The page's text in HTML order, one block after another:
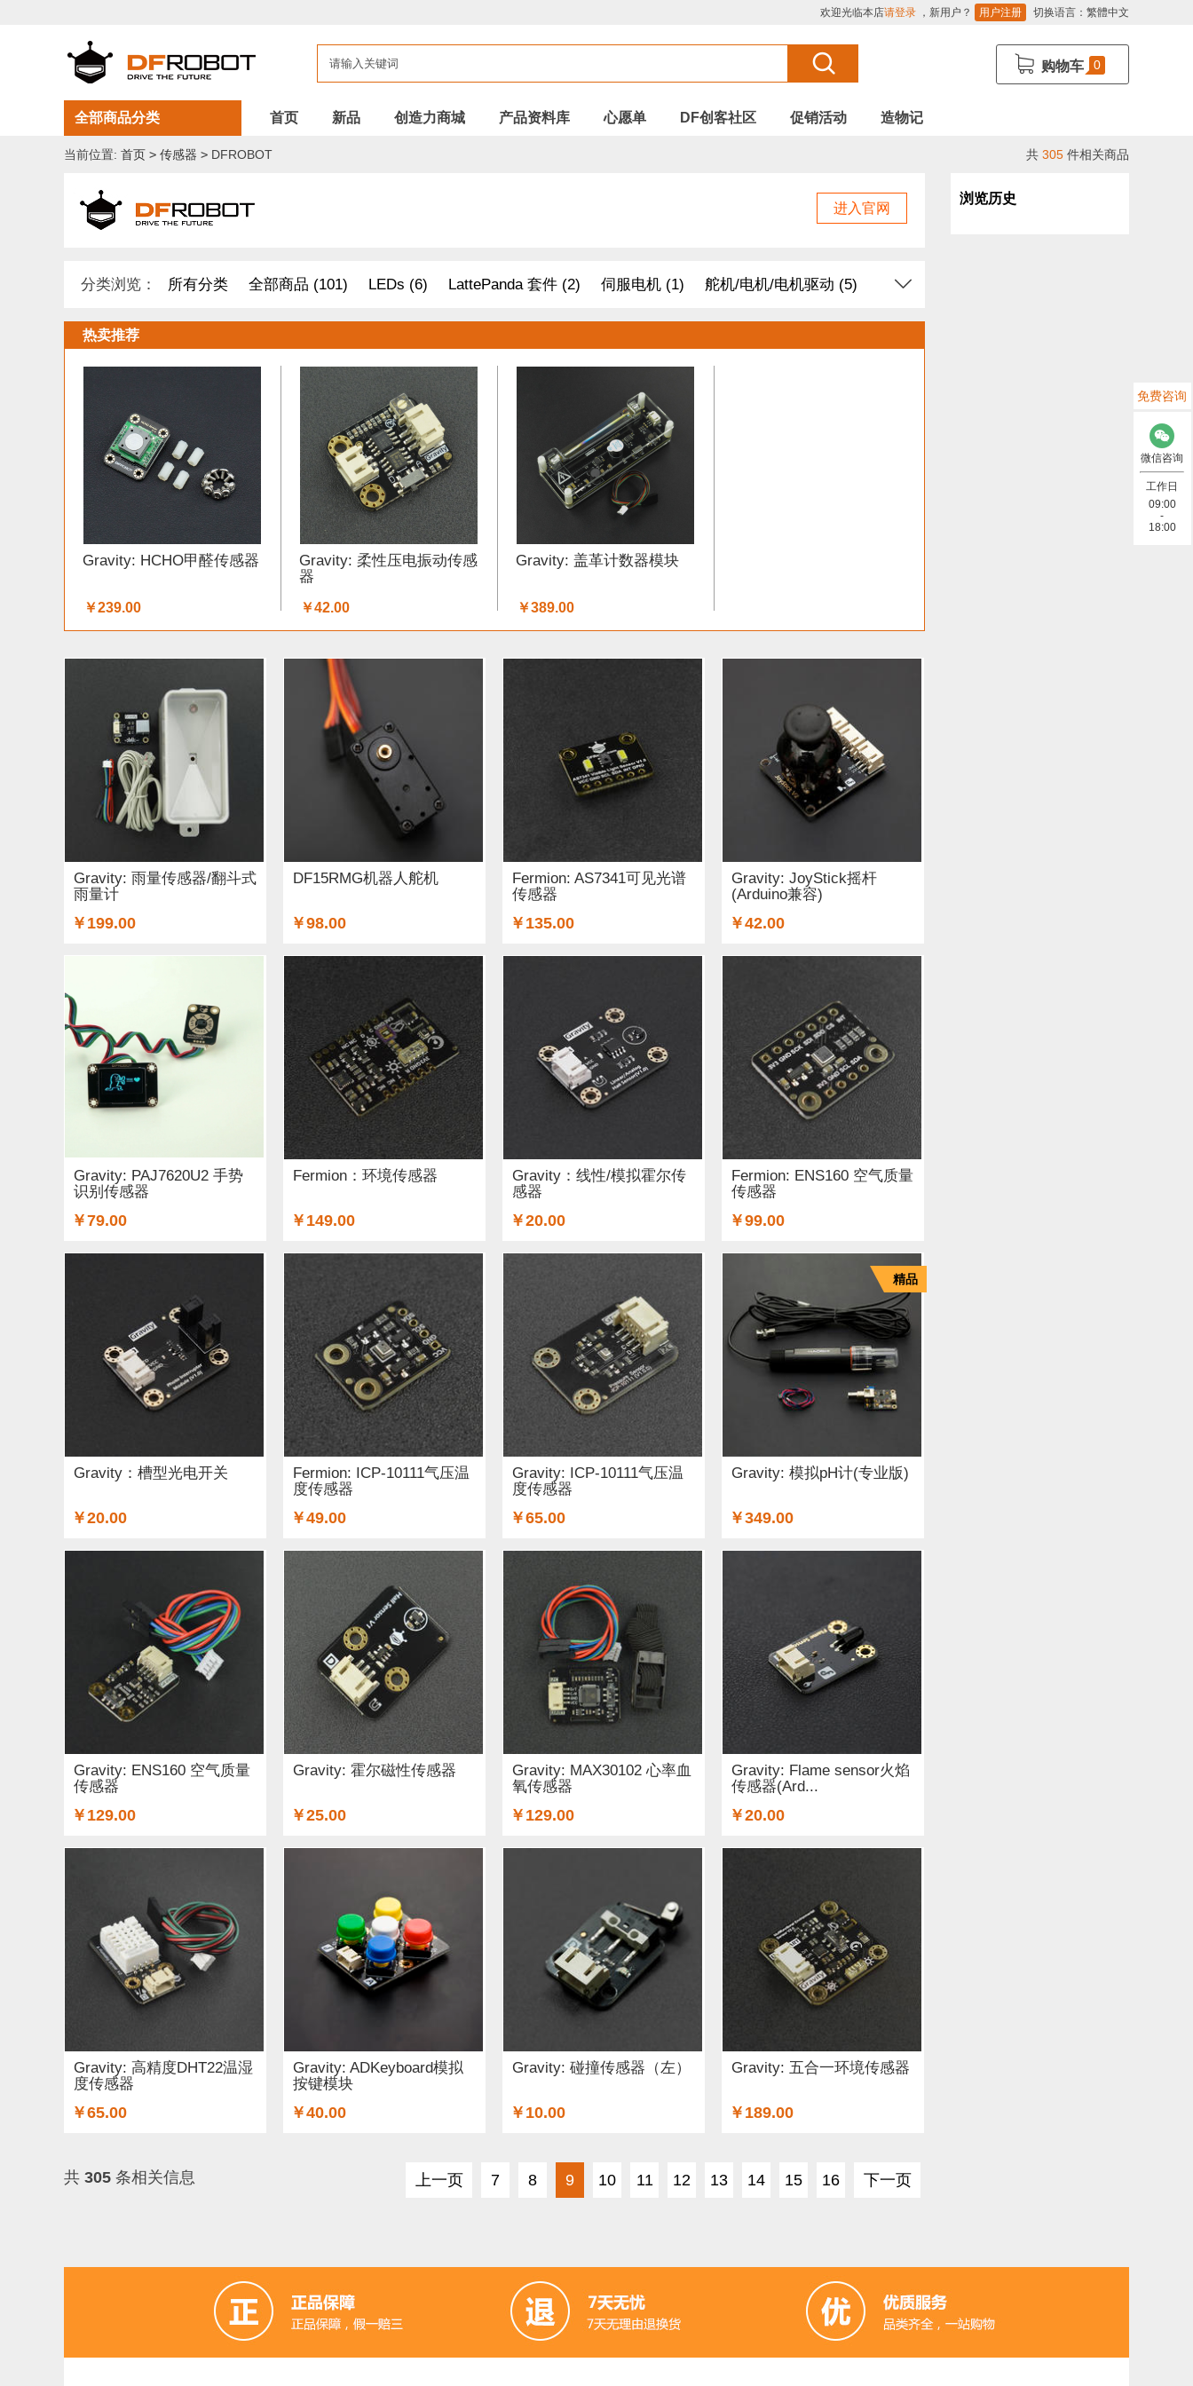
欢迎光临本店请登录 ，新用户？ 用户注册 切换语言： 繁體中文
购物车 0
全部商品分类 首页 新品 创造力商城 产品资料库 心愿单 DF创客社区 促销活动 造物记
当前位置: 首页 > 传感器 > DFROBOT 共 305 件相关商品
进入官网
分类浏览： 所有分类 全部商品 (101) LEDs (6) LattePanda 套件 (2) 伺服电机 (1) 舵机/电机/电机驱动 (5)
开发原型及配件 (1)
工具 (5) 电缆&电线 (1) 温湿度传感器 (37) DF纪念品 (14) 重量传感器 (2)
结构件 (12) 键盘 (5) 液体传感器 (17) ESP32&ESP8266 (23) Lilypad（弃用） (1)
Arduino 套件 (7) 声音传感器 (6) RTC模块 (6)
电源模块 (19) 外壳&保护套 (9) 柔性传感器 (3) 电流传感器 (9) 电源 (2) 交互传感器 (8)
加速度传感器 (32) LattePanda (1) 直流电机驱动器 (11) 制动器和平台 (3) LCD/LED/显示屏 (10)
其他传感器 (8) GPS (1) RFID (3) LCD (17) LED (26) Gravity系列连接线 (4) 电阻 (2) 串口 (8)
压力传感器 (14) 行空板 (1) 其他开发板 (9) Xbee / Zigbee (1) NB-IoT (4)
电容 (1) 直流电机 (19) 锂电池 (2) 泵 (2) 通信 (19) 继电器 (8) 其他 (2)
铜柱 (2) 太阳能 (3) 其他线材 (15) e-Health传感器 (7) 屏幕和显示器 (18) 数码管 (7)
空气传感器 (62) 套件 (1) 伺服电机驱动器 (2)
STEM/创客 教育 (9) AI 人工智能 (4) 电子墨水 (2)
热卖推荐
Gravity: HCHO甲醛传感器
￥239.00
Gravity: 柔性压电振动传感
器
￥42.00
Gravity: 盖革计数器模块
￥389.00
Gravity: 雨量传感器/翻斗式
雨量计
￥199.00
DF15RMG机器人舵机
￥98.00
Fermion: AS7341可见光谱
传感器
￥135.00
Gravity: JoyStick摇杆
(Arduino兼容)
￥42.00
Gravity: PAJ7620U2 手势
识别传感器
￥79.00
Fermion：环境传感器
￥149.00
Gravity：线性/模拟霍尔传
感器
￥20.00
Fermion: ENS160 空气质量
传感器
￥99.00
Gravity：槽型光电开关
￥20.00
Fermion: ICP-10111气压温
度传感器
￥49.00
Gravity: ICP-10111气压温
度传感器
￥65.00
Gravity: 模拟pH计(专业版)
￥349.00
精品
Gravity: ENS160 空气质量
传感器
￥129.00
Gravity: 霍尔磁性传感器
￥25.00
Gravity: MAX30102 心率血
氧传感器
￥129.00
Gravity: Flame sensor火焰
传感器(Ard...
￥20.00
Gravity: 高精度DHT22温湿
度传感器
￥65.00
Gravity: ADKeyboard模拟
按键模块
￥40.00
Gravity: 碰撞传感器（左）
￥10.00
Gravity: 五合一环境传感器
￥189.00
共 305 条相关信息 上一页 7 8 9 10 11 12 13 14 15 16 下一页
浏览历史
免费咨询
微信咨询
工作日
09:00
-
18:00